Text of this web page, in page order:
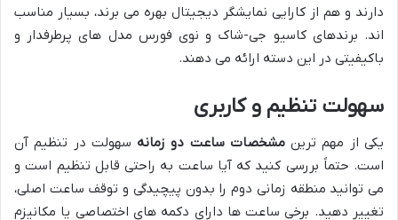
دارند و هم از کارایی نمایشگر دیجیتال بهره می برند، بسیار مناسب
اند. برندهای کاسیو جی-شاک و نوی فورس مدل های پرطرفدار و
باکیفیتی در این دسته ارائه می دهند.
سهولت تنظیم و کاربری
یکی از مهم ترینمشخصات ساعت دو زمانه سهولت در تنظیم آن
است. حتماً بررسی کنید که آیا ساعت به راحتی قابل تنظیم است و
می توانید منطقه زمانی دوم را بدون پیچیدگی و توقف ساعت اصلی،
تغییر دهید. برخی ساعت ها دارای دکمه های اختصاصی یا مکانیزم